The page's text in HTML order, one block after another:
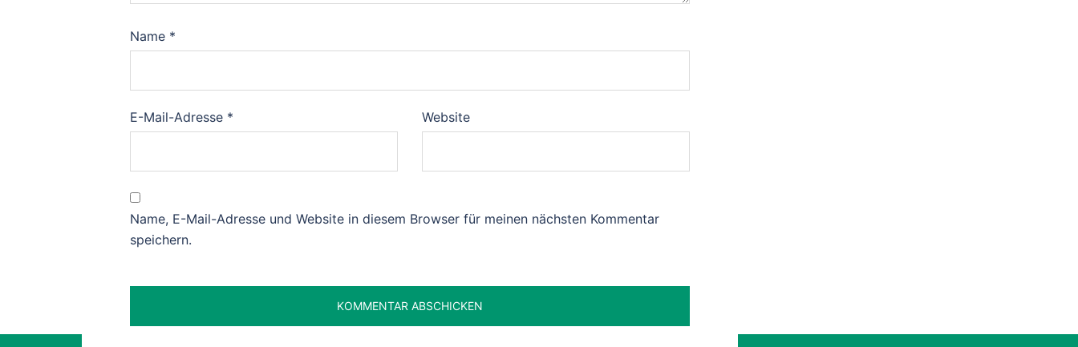
Name *
E-Mail-Adresse * Website
Name, E-Mail-Adresse und Website in diesem Browser für meinen nächsten Kommentar
speichern.